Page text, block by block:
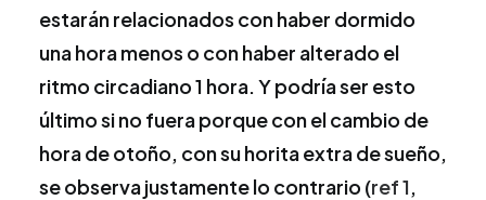
estarán relacionados con haber dormido
una hora menos o con haber alterado el
ritmo circadiano 1 hora. Y podría ser esto
último si no fuera porque con el cambio de
hora de otoño, con su horita extra de sueño,
se observa justamente lo contrario (ref 1,